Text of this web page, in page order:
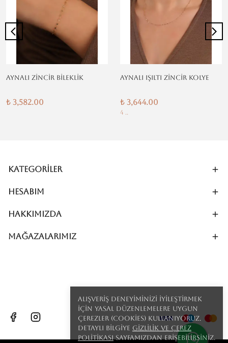
Alışveriş deneyiminizi iyileştirmek
için yasal düzenlemelere uygun
çerezler (cookies) kullanıyoruz.
Detaylı bilgiye Gizlilik ve Çerez
Politikasısayfamızdan erişebilirsiniz.
AYNALI ZİNCİR BİLEKLİK
₺ 3,582.00
AYNALI IŞILTI ZİNCİR KOLYE
₺ 3,644.00
4 ..
Kategoriler
Hesabım
Hakkımızda
MAĞAZALARIMIZ